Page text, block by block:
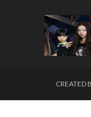
CREATED